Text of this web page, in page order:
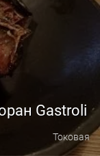
Gastroli
Токовая